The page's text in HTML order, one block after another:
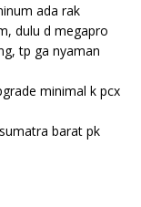
ada rak
dulu d megapro
tp ga nyaman
minimal k pcx
barat pk